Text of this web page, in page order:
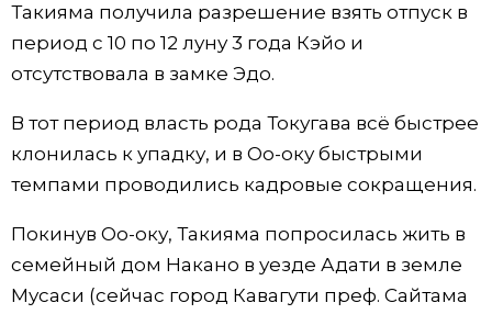
Такияма получила разрешение взять отпуск в
период с 10 по 12 луну 3 года Кэйо и
отсутствовала в замке Эдо.
В тот период власть рода Токугава всё быстрее
клонилась к упадку, и в Оо-оку быстрыми
темпами проводились кадровые сокращения.
Покинув Оо-оку, Такияма попросилась жить в
семейный дом Накано в уезде Адати в земле
Мусаси (сейчас город Кавагути преф. Сайтама